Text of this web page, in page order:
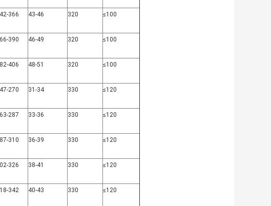
366 43-46 320 ≤100
390 46-49 320 ≤100
406 48-51 320 ≤100
270 31-34 330 ≤120
287 33-36 330 ≤120
310 36-39 330 ≤120
326 38-41 330 ≤120
342 40-43 330 ≤120